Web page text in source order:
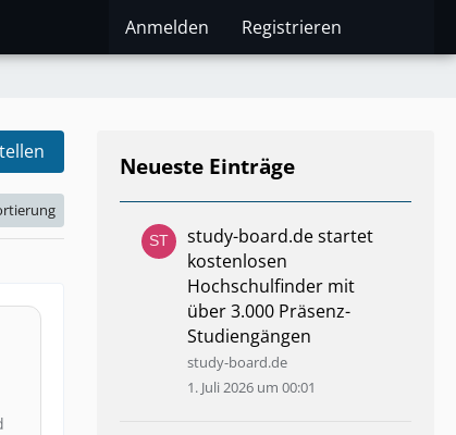
Anmelden Registrieren
Neueste Einträge
study-board.de startet
kostenlosen
Hochschulfinder mit
über 3.000 Präsenz-
Studiengängen
study-board.de
1. Juli 2026 um 00:01